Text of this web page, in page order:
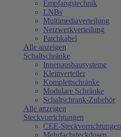
Empfangstechnik
LNBs
Multimediaverteilung
Netzwerkverteilung
Patchkabel
Alle anzeigen
Schaltschränke
Innenausbausysteme
Kleinverteiler
Komplettschränke
Modulare Schränke
Schaltschrank-Zubehör
Alle anzeigen
Steckvorrichtungen
CEE-Steckvorrichtungen
Mehrfachsteckdosen